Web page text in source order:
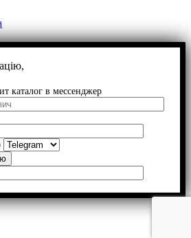
каталог в мессенджер